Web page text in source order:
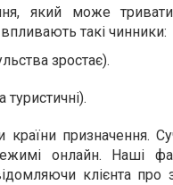
який може
такі чинники:
зростає).
призначення.
онлайн. Наші
клієнта про